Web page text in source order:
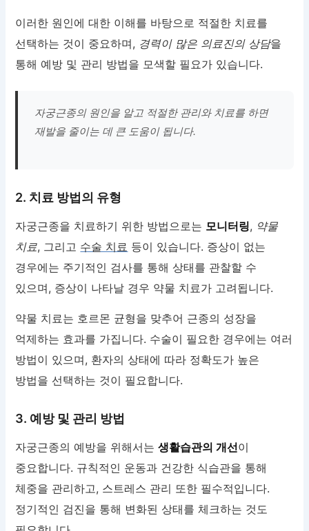
이러한 원인에 대한 이해를 바탕으로 적절한 치료를
선택하는 것이 중요하며, 경력이 많은 의료진의 상담을
통해 예방 및 관리 방법을 모색할 필요가 있습니다.
자궁근종의 원인을 알고 적절한 관리와 치료를 하면
재발을 줄이는 데 큰 도움이 됩니다.
2. 치료 방법의 유형
자궁근종을 치료하기 위한 방법으로는 모니터링, 약물
치료, 그리고 수술 치료 등이 있습니다. 증상이 없는
경우에는 주기적인 검사를 통해 상태를 관찰할 수
있으며, 증상이 나타날 경우 약물 치료가 고려됩니다.
약물 치료는 호르몬 균형을 맞추어 근종의 성장을
억제하는 효과를 가집니다. 수술이 필요한 경우에는 여러
방법이 있으며, 환자의 상태에 따라 정확도가 높은
방법을 선택하는 것이 필요합니다.
3. 예방 및 관리 방법
자궁근종의 예방을 위해서는생활습관의 개선이
중요합니다. 규칙적인 운동과 건강한 식습관을 통해
체중을 관리하고, 스트레스 관리 또한 필수적입니다.
정기적인 검진을 통해 변화된 상태를 체크하는 것도